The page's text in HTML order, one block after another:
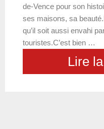
de-Vence pour son
ses maisons, sa
qu’il soit aussi envahi
touristes.C’est bien …
Lire